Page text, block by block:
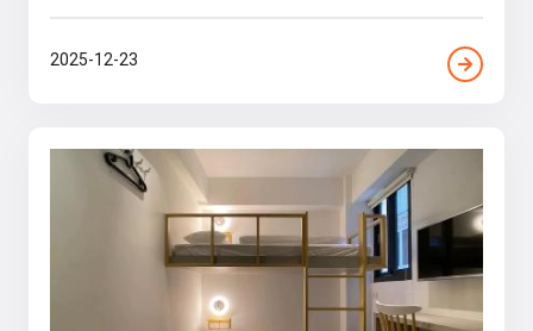
2025-12-23